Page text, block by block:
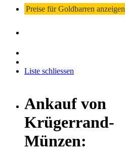
Preise für Goldbarren anzeigen
Liste schliessen
Ankauf von
Krügerrand-
Münzen: